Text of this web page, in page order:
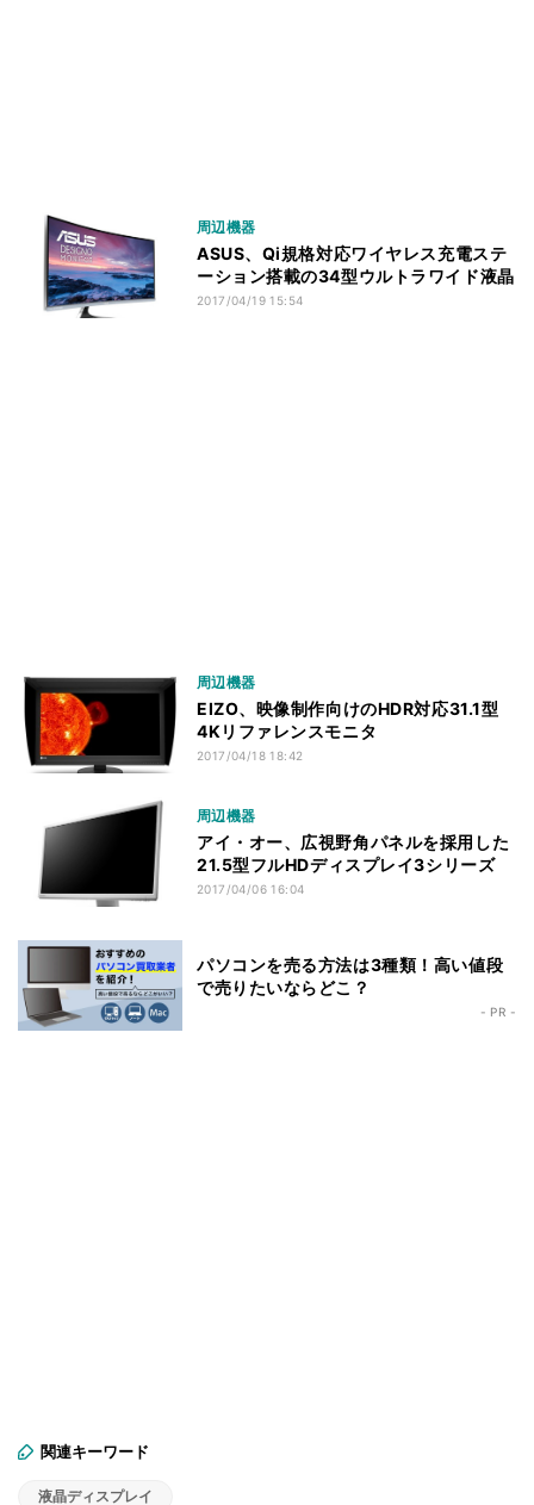
周辺機器
ASUS、Qi規格対応ワイヤレス充電ステ
ーション搭載の34型ウルトラワイド液晶
2017/04/19 15:54
周辺機器
EIZO、映像制作向けのHDR対応31.1型
4Kリファレンスモニタ
2017/04/18 18:42
周辺機器
アイ・オー、広視野角パネルを採用した
21.5型フルHDディスプレイ3シリーズ
2017/04/06 16:04
パソコンを売る方法は3種類！高い値段
で売りたいならどこ？
- PR -
関連キーワード
液晶ディスプレイ